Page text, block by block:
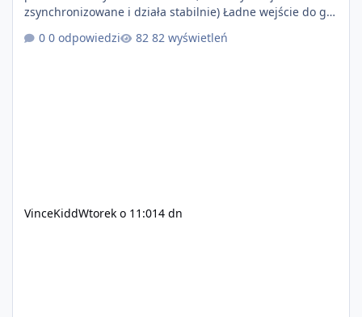
zsynchronizowane i działa stabilnie) Ładne wejście do gry
+ solidny antycheat na poziomie multiplayera Wygodne
pisanie własnych modów i skryptów (wsparcie C# / JS /
0 odpowiedzi 82 wyświetleń
VinceKiddWtorek o 11:014 dn